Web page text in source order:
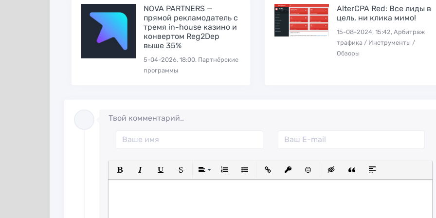
NOVA PARTNERS —
прямой рекламодатель с
тремя in-house казино и
конвертом Reg2Dep
выше 35%
5-04-2026, 18:00, Партнёрские
программы
AlterCPA Red: Все лиды в
цель, ни клика мимо!
15-08-2024, 15:42, Арбитраж
трафика / Инструменты /
Обзоры
Твой комментарий..
Полужирный
КурсивПодчеркнутый
ЗачеркнутыйВыравнивание
Нумерованный список
Маркированный список
Вставить ссылку
Вставить защищенную ссылку
Вставить смайлик
Вставка скрытого текста
Вставка цитаты
Вставка